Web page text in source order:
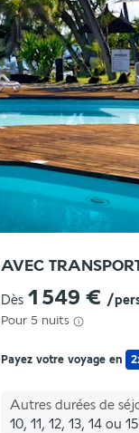
AVEC
Dès 1 549 € /
Pour 5 nuits
Payez votre voyage en
Autres durées de
10, 11, 12, 13, 14 ou